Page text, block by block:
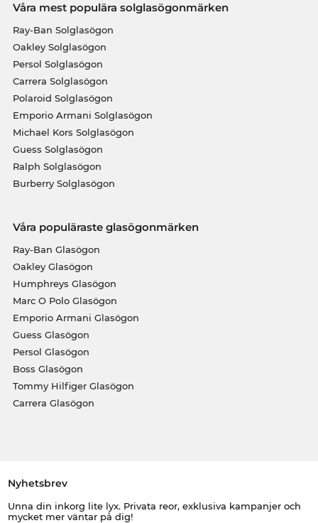
Våra mest populära solglasögonmärken
Ray-Ban Solglasögon
Oakley Solglasögon
Persol Solglasögon
Carrera Solglasögon
Polaroid Solglasögon
Emporio Armani Solglasögon
Michael Kors Solglasögon
Guess Solglasögon
Ralph Solglasögon
Burberry Solglasögon
Våra populäraste glasögonmärken
Ray-Ban Glasögon
Oakley Glasögon
Humphreys Glasögon
Marc O Polo Glasögon
Emporio Armani Glasögon
Guess Glasögon
Persol Glasögon
Boss Glasögon
Tommy Hilfiger Glasögon
Carrera Glasögon
Nyhetsbrev
Unna din inkorg lite lyx. Privata reor, exklusiva kampanjer och
mycket mer väntar på dig!